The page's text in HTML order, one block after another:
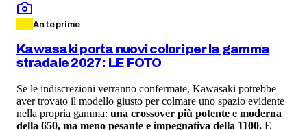
Anteprime
Kawasaki porta nuovi colori per la gamma
stradale 2027: LE FOTO
Se le indiscrezioni verranno confermate, Kawasaki potrebbe
aver trovato il modello giusto per colmare uno spazio evidente
nella propria gamma: una crossover più potente e moderna
della 650, ma meno pesante e impegnativa della 1100. E